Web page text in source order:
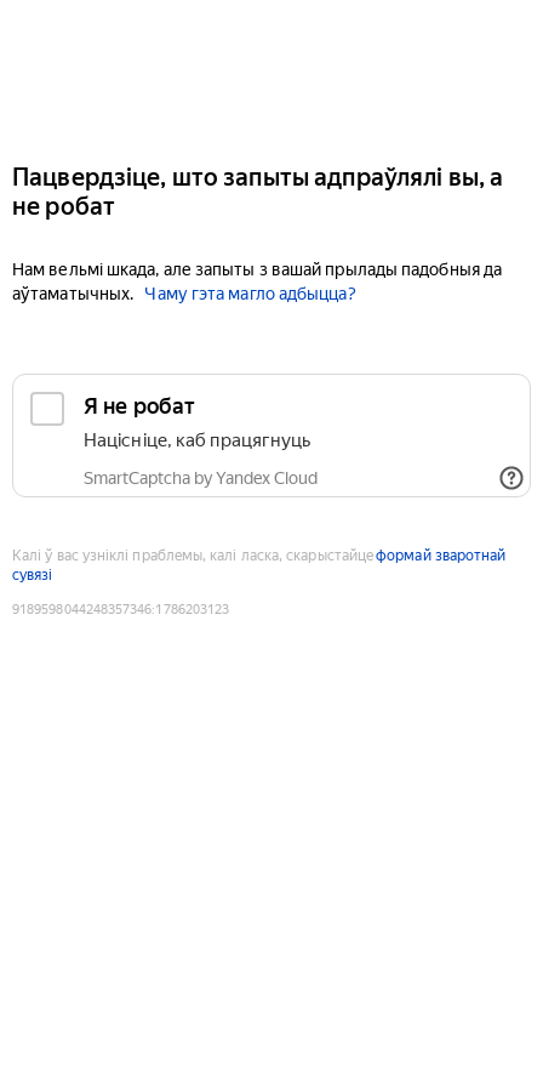
Пацвердзіце, што запыты адпраўлялі вы, а
не робат
Нам вельмі шкада, але запыты з вашай прылады падобныя да
аўтаматычных.
Чаму гэта магло адбыцца?
Я не робат
Націсніце, каб працягнуць
SmartCaptcha by Yandex Cloud
Калі ў вас узніклі праблемы, калі ласка, скарыстайцеформай зваротнай
сувязі
9189598044248357346:1786203123